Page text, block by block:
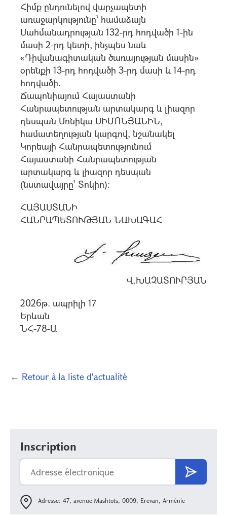
Հիմք ընդունելով վարչապետի
առաջարկությունը` համաձայն
Սահմանադրության 132-րդ հոդվածի 1-ին
մասի 2-րդ կետի, ինչպես նաև
«Դիվանագիտական ծառայության մասին»
օրենքի 13-րդ հոդվածի 3-րդ մասի և 14-րդ
հոդվածի.
Ճապոնիայում Հայաստանի
Հանրապետության արտակարգ և լիազոր
դեսպան Մոնիկա ՍԻՄՈՆՅԱՆԻՆ,
համատեղության կարգով, նշանակել
Կորեայի Հանրապետությունում
Հայաստանի Հանրապետության
արտակարգ և լիազոր դեսպան
(նստավայրը` Տոկիո):
ՀԱՅԱՍՏԱՆԻ
ՀԱՆՐԱՊԵՏՈՒԹՅԱՆ ՆԱԽԱԳԱՀ
Վ.ԽԱՉԱՏՈՒՐՅԱՆ
2026թ. ապրիլի 17
Երևան
ՆՀ-78-Ա
← Retour à la liste d'actualité
Inscription
Adresse: 47, avenue Mashtots, 0009, Erevan, Arménie